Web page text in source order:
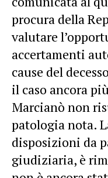
procura della
valutare
accertamenti
cause del
il caso ancora
Marcianò non
patologia nota.
disposizioni da
giudiziaria, è